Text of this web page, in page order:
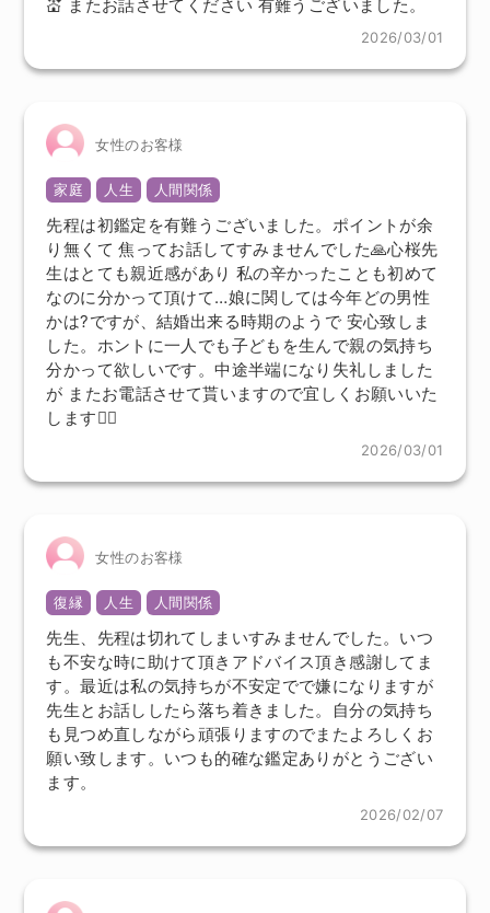
💒 またお話させてください 有難うございました。
2026/03/01
女性のお客様
家庭 人生 人間関係
先程は初鑑定を有難うございました。ポイントが余
り無くて 焦ってお話してすみませんでした🙏心桜先
生はとても親近感があり 私の辛かったことも初めて
なのに分かって頂けて…娘に関しては今年どの男性
かは?ですが、結婚出来る時期のようで 安心致しま
した。ホントに一人でも子どもを生んで親の気持ち
分かって欲しいです。中途半端になり失礼しました
が またお電話させて貰いますので宜しくお願いいた
します🙇‍♀️
2026/03/01
女性のお客様
復縁 人生 人間関係
先生、先程は切れてしまいすみませんでした。いつ
も不安な時に助けて頂きアドバイス頂き感謝してま
す。最近は私の気持ちが不安定でで嫌になりますが
先生とお話ししたら落ち着きました。自分の気持ち
も見つめ直しながら頑張りますのでまたよろしくお
願い致します。いつも的確な鑑定ありがとうござい
ます。
2026/02/07